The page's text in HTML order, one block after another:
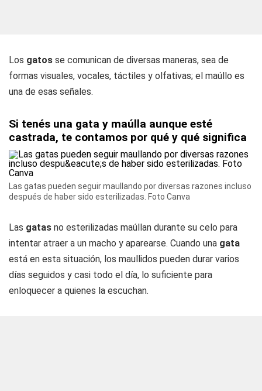
Los gatos se comunican de diversas maneras, sea de
formas visuales, vocales, táctiles y olfativas; el maúllo es
una de esas señales.
Si tenés una gata y maúlla aunque esté
castrada, te contamos por qué y qué significa
Las gatas pueden seguir maullando por diversas razones incluso
después de haber sido esterilizadas. Foto Canva
Las gatas no esterilizadas maúllan durante su celo para
intentar atraer a un macho y aparearse. Cuando una gata
está en esta situación, los maullidos pueden durar varios
días seguidos y casi todo el día, lo suficiente para
enloquecer a quienes la escuchan.